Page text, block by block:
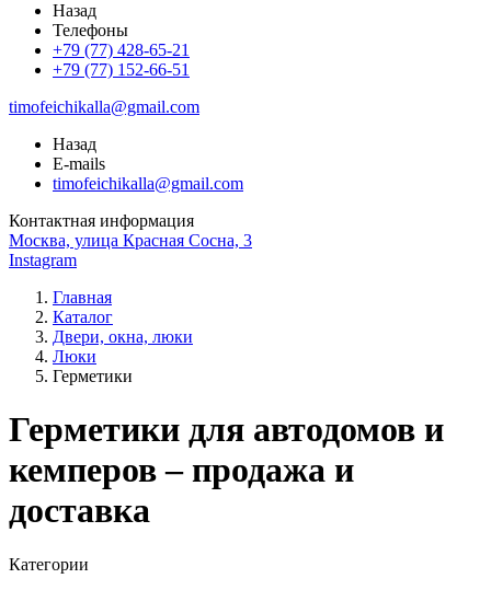
Назад
Телефоны
+79 (77) 428-65-21
+79 (77) 152-66-51
timofeichikalla@gmail.com
Назад
E-mails
timofeichikalla@gmail.com
Контактная информация
Москва, улица Красная Сосна, 3
Instagram
Главная
Каталог
Двери, окна, люки
Люки
Герметики
Герметики для автодомов и
кемперов – продажа и
доставка
Категории